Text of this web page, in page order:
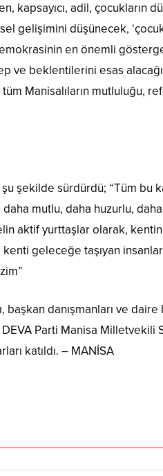
kapsayıcı, adil, çocukların
gelişimini düşünecek, ‘çocuk
en önemli
ve beklentilerini esas
Manisalıların mutluluğu,
şekilde sürdürdü; “Tüm bu
daha mutlu, daha huzurlu,
aktif yurttaşlar olarak, kentin
geleceğe taşıyan
danışmanları ve daire
Parti Manisa Milletvekili
katıldı. – MANİSA